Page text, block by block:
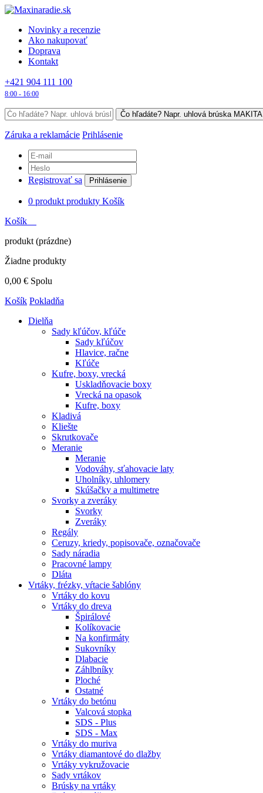
Novinky a recenzie
Ako nakupovať
Doprava
Kontakt
+421 904 111 100
8:00 - 16:00
Záruka a reklamácie Prihlásenie
Registrovať sa Prihlásenie
0 produkt produkty Košík
Košík
produkt (prázdne)
Žiadne produkty
0,00 € Spolu
Košík Pokladňa
Dielňa
Sady kľúčov, kľúče
Sady kľúčov
Hlavice, račne
Kľúče
Kufre, boxy, vrecká
Uskladňovacie boxy
Vrecká na opasok
Kufre, boxy
Kladivá
Kliešte
Skrutkovače
Meranie
Meranie
Vodováhy, sťahovacie laty
Uholníky, uhlomery
Skúšačky a multimetre
Svorky a zveráky
Svorky
Zveráky
Regály
Ceruzy, kriedy, popisovače, označovače
Sady náradia
Pracovné lampy
Dláta
Vrtáky, frézky, vŕtacie šablóny
Vrtáky do kovu
Vrtáky do dreva
Špirálové
Kolíkovacie
Na konfirmáty
Sukovníky
Dlabacie
Záhlbníky
Ploché
Ostatné
Vrtáky do betónu
Valcová stopka
SDS - Plus
SDS - Max
Vrtáky do muriva
Vrtáky diamantové do dlažby
Vrtáky vykružovacie
Sady vrtákov
Brúsky na vrtáky